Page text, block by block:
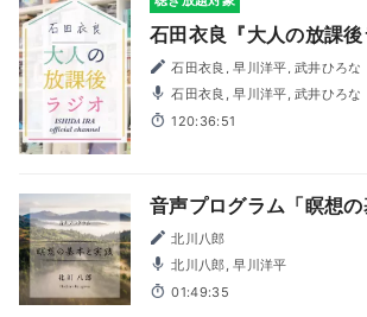
石田衣良『大人の放課
石田衣良, 早川洋平, 武井ひろな
石田衣良, 早川洋平, 武井ひろな
120:36:51
音声プログラム「瞑想の
北川八郎
北川八郎, 早川洋平
01:49:35